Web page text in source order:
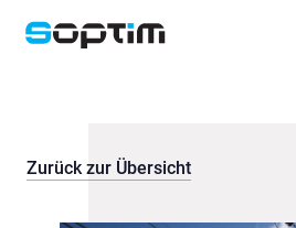
Zurück zur Übersicht